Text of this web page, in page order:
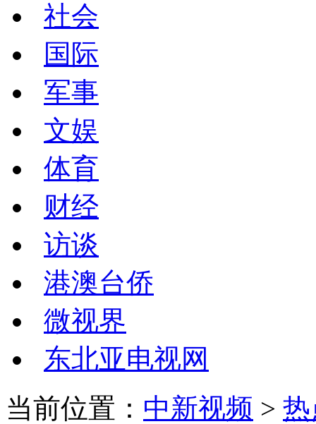
社会
国际
军事
文娱
体育
财经
访谈
港澳台侨
微视界
东北亚电视网
当前位置： 中新视频 >